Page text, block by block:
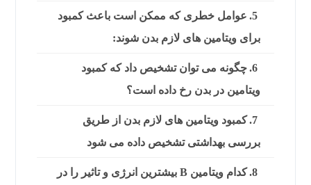
عوامل خطری که ممکن است باعث کمبود
برای ویتامین های لازم بدن شوند:
چگونه می توان تشخیص داد که کمبود
ویتامین در بدن رخ داده است؟
کمبود ویتامین های لازم بدن از طریق
بررسی بهداشتی تشخیص داده می شود
کدام ویتامین B بیشترین انرژی و تاثیر را در